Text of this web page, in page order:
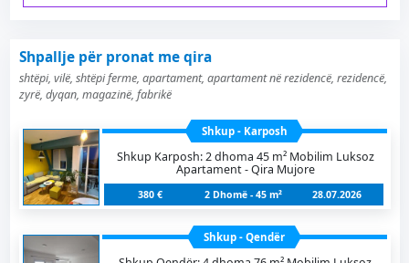
Shpallje për pronat me qira
shtëpi, vilë, shtëpi ferme, apartament, apartament në rezidencë, rezidencë,
zyrë, dyqan, magazinë, fabrikë
Shkup - Karposh
Shkup Karposh: 2 dhoma 45 m² Mobilim Luksoz
Apartament - Qira Mujore
380 € 2 Dhomë - 45 m² 28.07.2026
Shkup - Qendër